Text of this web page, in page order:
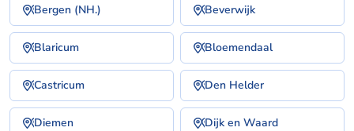
Bergen (NH.) Beverwijk
Blaricum Bloemendaal
Castricum Den Helder
Diemen Dijk en Waard